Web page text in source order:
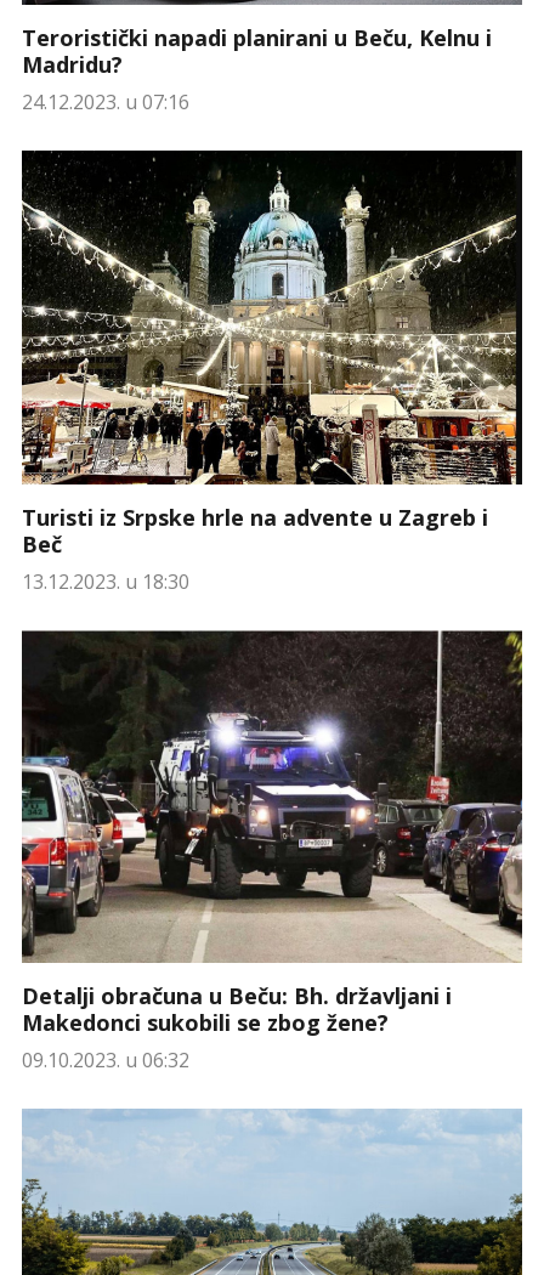
Teroristički napadi planirani u Beču, Kelnu i
Madridu?
24.12.2023. u 07:16
Turisti iz Srpske hrle na advente u Zagreb i
Beč
13.12.2023. u 18:30
Detalji obračuna u Beču: Bh. državljani i
Makedonci sukobili se zbog žene?
09.10.2023. u 06:32